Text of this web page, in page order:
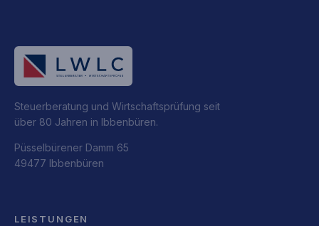
Steuerberatung und Wirtschaftsprüfung seit
über 80 Jahren in Ibbenbüren.
Püsselbürener Damm 65
49477 Ibbenbüren
LEISTUNGEN